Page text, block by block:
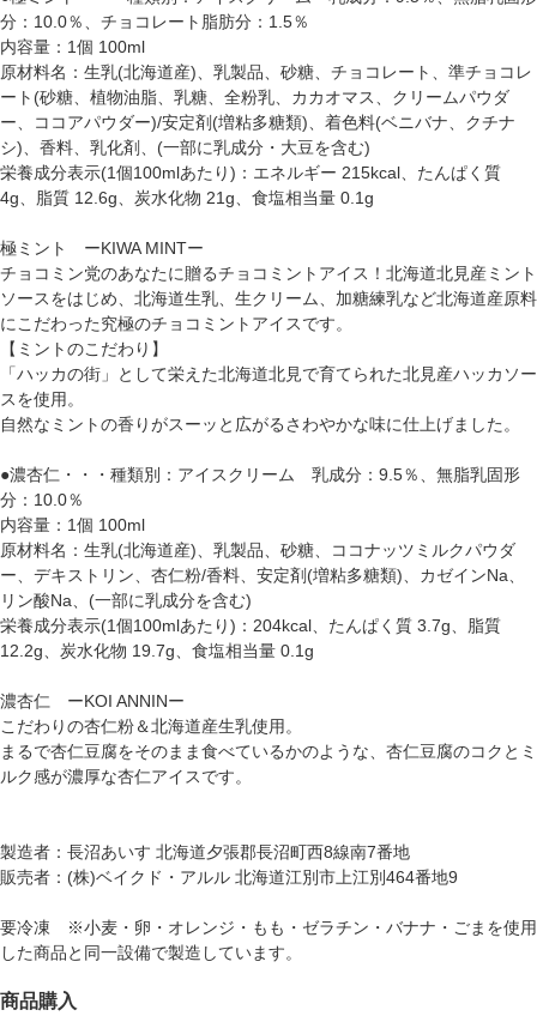
分：10.0％、チョコレート脂肪分：1.5％
内容量：1個 100ml
原材料名：生乳(北海道産)、乳製品、砂糖、チョコレート、準チョコレ
ート(砂糖、植物油脂、乳糖、全粉乳、カカオマス、クリームパウダ
ー、ココアパウダー)/安定剤(増粘多糖類)、着色料(ベニバナ、クチナ
シ)、香料、乳化剤、(一部に乳成分・大豆を含む)
栄養成分表示(1個100mlあたり)：エネルギー 215kcal、たんぱく質
4g、脂質 12.6g、炭水化物 21g、食塩相当量 0.1g
極ミント ーKIWA MINTー
チョコミン党のあなたに贈るチョコミントアイス！北海道北見産ミント
ソースをはじめ、北海道生乳、生クリーム、加糖練乳など北海道産原料
にこだわった究極のチョコミントアイスです。
【ミントのこだわり】
「ハッカの街」として栄えた北海道北見で育てられた北見産ハッカソー
スを使用。
自然なミントの香りがスーッと広がるさわやかな味に仕上げました。
●濃杏仁・・・種類別：アイスクリーム 乳成分：9.5％、無脂乳固形
分：10.0％
内容量：1個 100ml
原材料名：生乳(北海道産)、乳製品、砂糖、ココナッツミルクパウダ
ー、デキストリン、杏仁粉/香料、安定剤(増粘多糖類)、カゼインNa、
リン酸Na、(一部に乳成分を含む)
栄養成分表示(1個100mlあたり)：204kcal、たんぱく質 3.7g、脂質
12.2g、炭水化物 19.7g、食塩相当量 0.1g
濃杏仁 ーKOI ANNINー
こだわりの杏仁粉＆北海道産生乳使用。
まるで杏仁豆腐をそのまま食べているかのような、杏仁豆腐のコクとミ
ルク感が濃厚な杏仁アイスです。
製造者：長沼あいす 北海道夕張郡長沼町西8線南7番地
販売者：(株)ベイクド・アルル 北海道江別市上江別464番地9
要冷凍 ※小麦・卵・オレンジ・もも・ゼラチン・バナナ・ごまを使用
した商品と同一設備で製造しています。
商品購入